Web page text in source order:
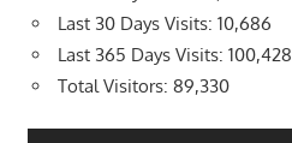
Last 30 Days Visits: 10,686
Last 365 Days Visits: 100,428
Total Visitors: 89,330